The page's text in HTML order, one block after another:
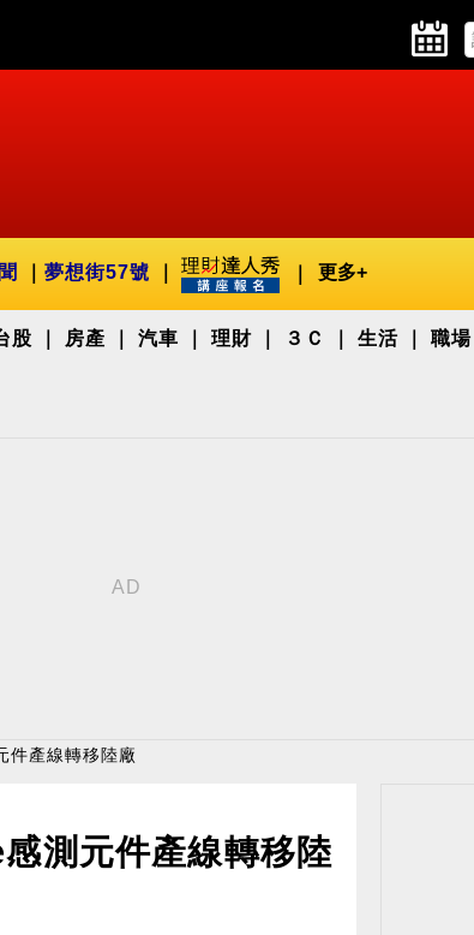
夢想街57號 更多+
股 房產 汽車 理財 ３Ｃ 生活 職場
件產線轉移陸廠
測元件產線轉移陸